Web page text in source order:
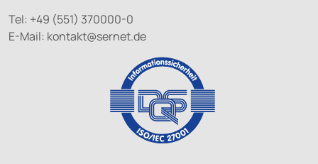
Tel: +49 (551) 370000-0
E-Mail: kontakt@sernet.de